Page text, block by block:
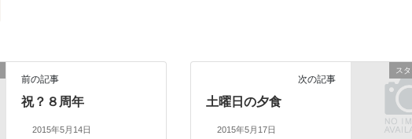
前の記事
祝？８周年
2015年5月14日
ス
次の記事
土曜日の夕食
2015年5月17日